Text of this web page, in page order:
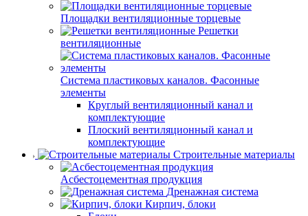
Площадки вентиляционные торцевые
Решетки
вентиляционные
Система пластиковых каналов. Фасонные
элементы
Круглый вентиляционный канал и
комплектующие
Плоский вентиляционный канал и
комплектующие
Строительные материалы
Асбестоцементная продукция
Дренажная система
Кирпич, блоки